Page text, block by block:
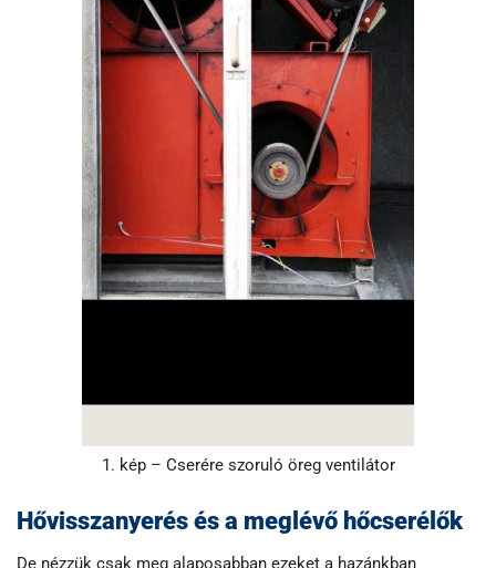
1. kép – Cserére szoruló öreg ventilátor
Hővisszanyerés és a meglévő hőcserélők
De nézzük csak meg alaposabban ezeket a hazánkban